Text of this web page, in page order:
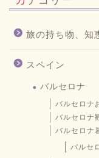
旅の持ち物、知
スペイン
バルセロナ
バルセロナ
バルセロナ
バルセロナ
バルセ